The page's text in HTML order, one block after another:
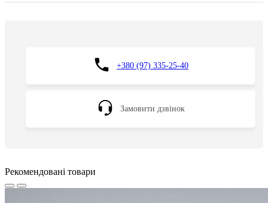
+380 (97) 335-25-40
Замовити дзвінок
Рекомендовані товари